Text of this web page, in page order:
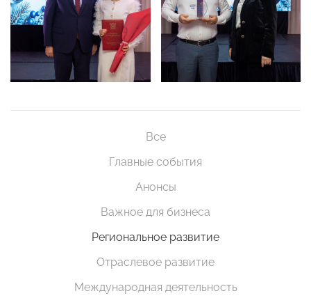
Все
Главные события
Анонсы
Важное для бизнеса
Региональное развитие
Отраслевое развитие
Международная деятельность